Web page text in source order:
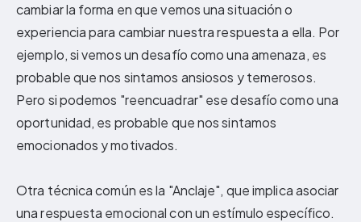
cambiar la forma en que vemos una situación o
experiencia para cambiar nuestra respuesta a ella. Por
ejemplo, si vemos un desafío como una amenaza, es
probable que nos sintamos ansiosos y temerosos.
Pero si podemos "reencuadrar" ese desafío como una
oportunidad, es probable que nos sintamos
emocionados y motivados.
Otra técnica común es la "Anclaje", que implica asociar
una respuesta emocional con un estímulo específico.